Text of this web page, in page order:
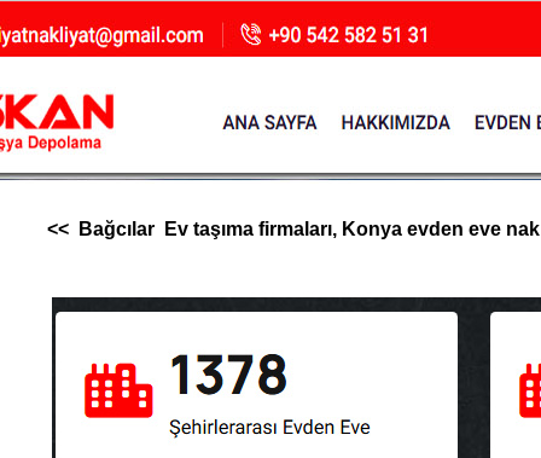
<< Bağcılar Ev taşıma firmaları, Konya evden eve